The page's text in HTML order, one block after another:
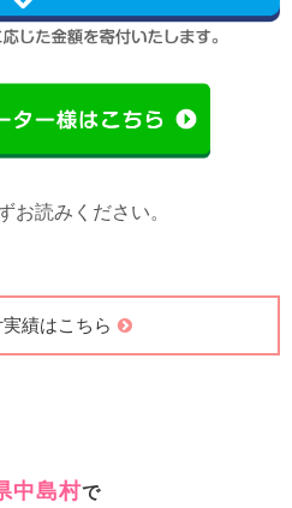
お読みください。
績はこちら
中島村で